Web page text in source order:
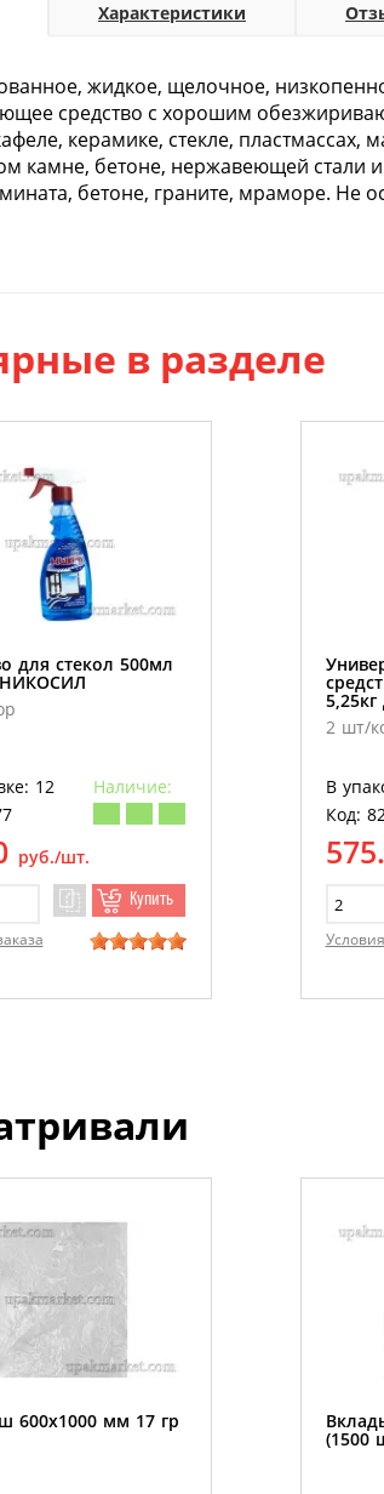
Характеристики
жидкое, щелочное,
средство с хорошим
керамике, стекле,
камне, бетоне, нержавеющей стали
бетоне, граните, мраморе. Не
в разделе
для стекол 500мл
НИКОСИЛ
12
Наличие:
руб./шт.
Купить
2 шт/
В
Код:
600х1000 мм 17 гр
(1500